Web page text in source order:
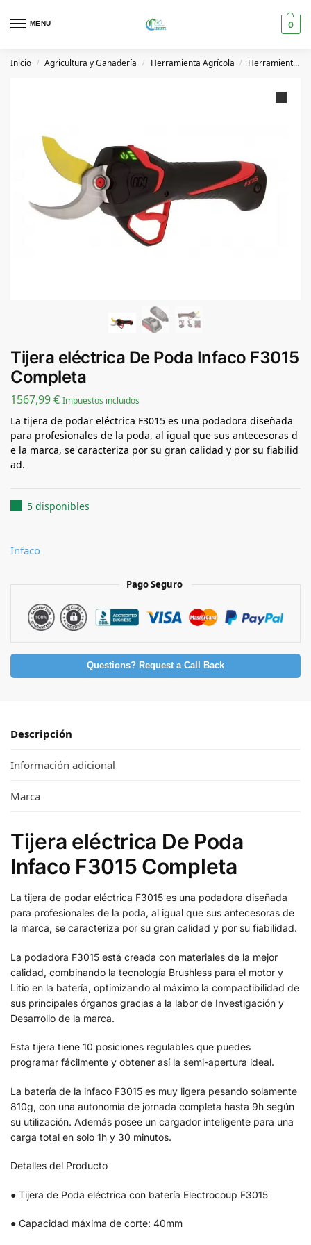
MENU 0
Inicio / Agricultura y Ganadería / Herramienta Agrícola / Herramientas de Poda
Tijera eléctrica De Poda Infaco F3015
Completa
1567,99€ Impuestos incluidos
La tijera de podar eléctrica F3015 es una podadora diseñada
para profesionales de la poda, al igual que sus antecesoras d
e la marca, se caracteriza por su gran calidad y por su fiabilid
ad.
5 disponibles
Infaco
Pago Seguro
Questions? Request a Call Back
Descripción
Información adicional
Marca
Tijera eléctrica De Poda
Infaco F3015 Completa
La tijera de podar eléctrica F3015 es una podadora diseñada
para profesionales de la poda, al igual que sus antecesoras de
la marca, se caracteriza por su gran calidad y por su fiabilidad.
La podadora F3015 está creada con materiales de la mejor
calidad, combinando la tecnología Brushless para el motor y
Litio en la batería, optimizando al máximo la compactibilidad de
sus principales órganos gracias a la labor de Investigación y
Desarrollo de la marca.
Esta tijera tiene 10 posiciones regulables que puedes
programar fácilmente y obtener así la semi-apertura ideal.
La batería de la infaco F3015 es muy ligera pesando solamente
810g, con una autonomía de jornada completa hasta 9h según
su utilización. Además posee un cargador inteligente para una
carga total en solo 1h y 30 minutos.
Detalles del Producto
● Tijera de Poda eléctrica con batería Electrocoup F3015
● Capacidad máxima de corte: 40mm